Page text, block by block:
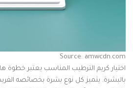
Source: amwcdn.com
اختيار كريم الترطيب المناسب يعتبر خطوة
بالبشرة. يتميز كل نوع بشرة بخصائصه